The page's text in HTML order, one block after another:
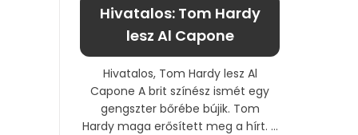
Hivatalos: Tom Hardy
lesz Al Capone
Hivatalos, Tom Hardy lesz Al
Capone A brit színész ismét egy
gengszter bőrébe bújik. Tom
Hardy maga erősített meg a hírt. ...